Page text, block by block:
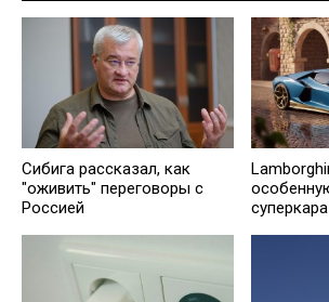
Сибига рассказал, как
"оживить" переговоры с
Россией